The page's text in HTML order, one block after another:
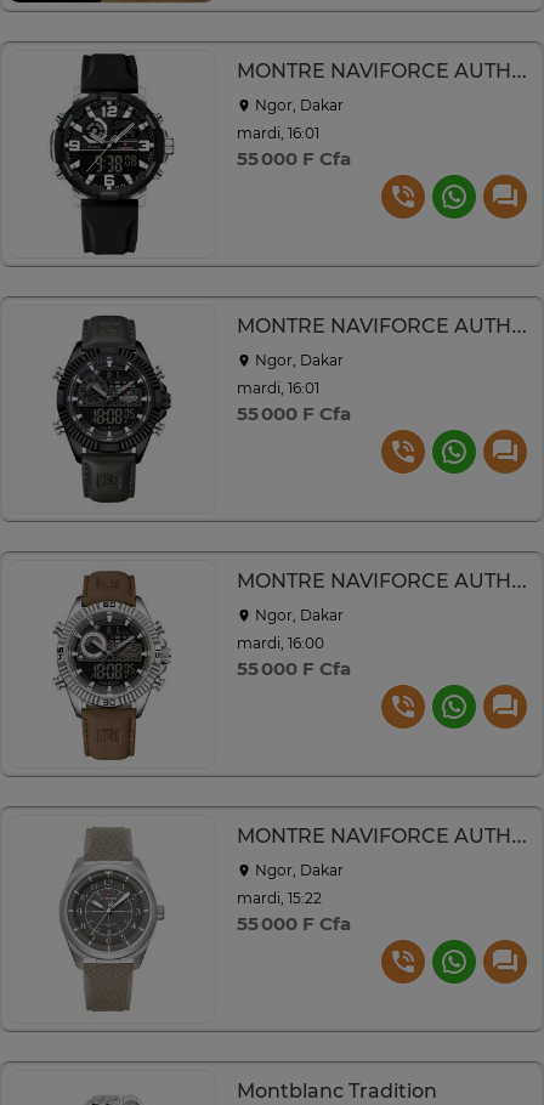
MONTRE NAVIFORCE AUTHENTIQUE
Ngor, Dakar
mardi, 16:01
55 000 F Cfa
MONTRE NAVIFORCE AUTHENTIQUE
Ngor, Dakar
mardi, 16:01
55 000 F Cfa
MONTRE NAVIFORCE AUTHENTIQUE
Ngor, Dakar
mardi, 16:00
55 000 F Cfa
MONTRE NAVIFORCE AUTHENTIQUE
Ngor, Dakar
mardi, 15:22
55 000 F Cfa
Montblanc Tradition